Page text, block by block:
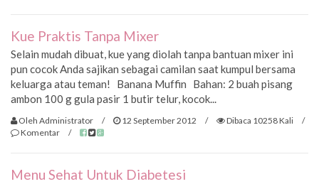
Kue Praktis Tanpa Mixer
Selain mudah dibuat, kue yang diolah tanpa bantuan mixer ini
pun cocok Anda sajikan sebagai camilan saat kumpul bersama
keluarga atau teman! Banana Muffin Bahan: 2 buah pisang
ambon 100 g gula pasir 1 butir telur, kocok...
Oleh Administrator / 12 September 2012 / Dibaca 10258 Kali
/
Komentar
/
Menu Sehat Untuk Diabetesi